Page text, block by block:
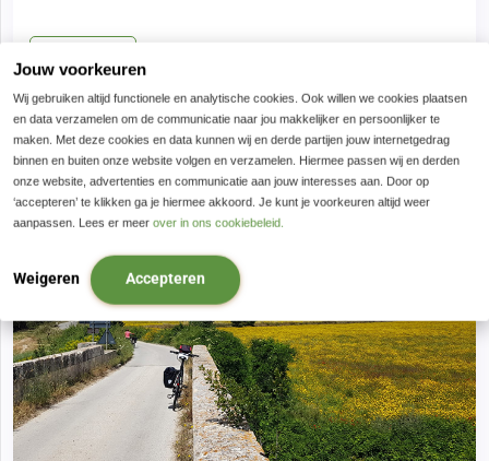
Jouw voorkeuren
Wij gebruiken altijd functionele en analytische cookies. Ook willen we cookies plaatsen
en data verzamelen om de communicatie naar jou makkelijker en persoonlijker te
maken. Met deze cookies en data kunnen wij en derde partijen jouw internetgedrag
binnen en buiten onze website volgen en verzamelen. Hiermee passen wij en derden
onze website, advertenties en communicatie aan jouw interesses aan. Door op
‘accepteren’ te klikken ga je hiermee akkoord. Je kunt je voorkeuren altijd weer
aanpassen. Lees er meer over in ons cookiebeleid.
Weigeren Accepteren
8 dagen, 7 nachten
8 dagen, 7 nachten